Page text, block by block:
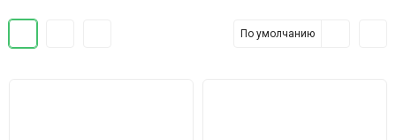
По умолчанию